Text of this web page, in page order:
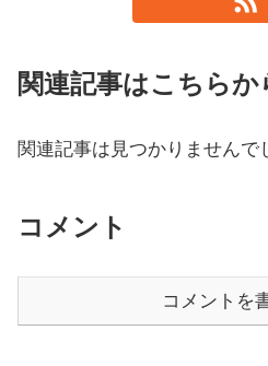
関連記事はこちらか
関連記事は見つかりませんで
コメント
コメントを